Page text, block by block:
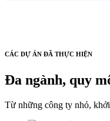
CÁC DỰ ÁN ĐÃ THỰC HIỆN
Đa ngành, quy
Từ những công ty nhỏ,